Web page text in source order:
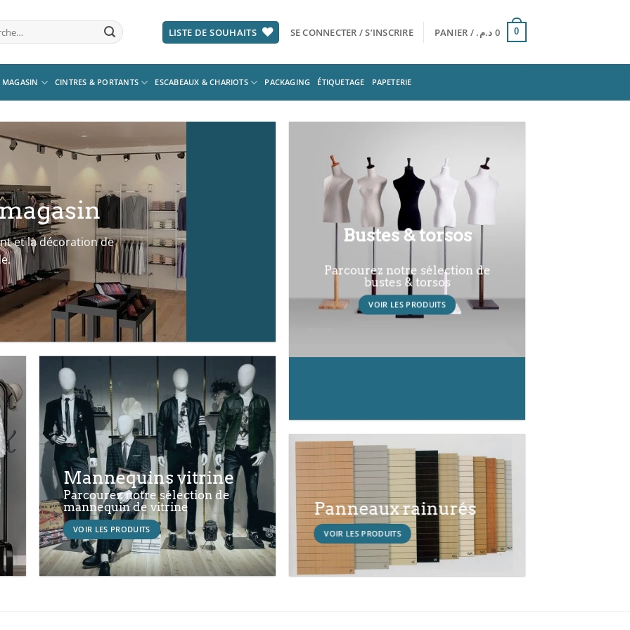
LISTE DE SOUHAITS SE CONNECTER / S’INSCRIRE PANIER / 0 د.م. 0
CINTRES & PORTANTS ESCABEAUX & CHARIOTS PACKAGING ÉTIQUETAGE PAPETERIE
et la décoration de
Bustes & torsos
Parcourez notre sélection de
bustes & torsos
VOIR LES PRODUITS
Mannequins vitrine
Parcourez notre sélection de
mannequin de vitrine
VOIR LES PRODUITS
Panneaux rainurés
VOIR LES PRODUITS